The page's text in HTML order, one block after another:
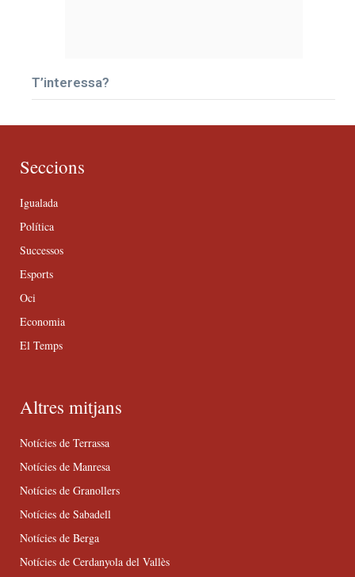
T’interessa?
Seccions
Igualada
Política
Successos
Esports
Oci
Economia
El Temps
Altres mitjans
Notícies de Terrassa
Notícies de Manresa
Notícies de Granollers
Notícies de Sabadell
Notícies de Berga
Notícies de Cerdanyola del Vallès